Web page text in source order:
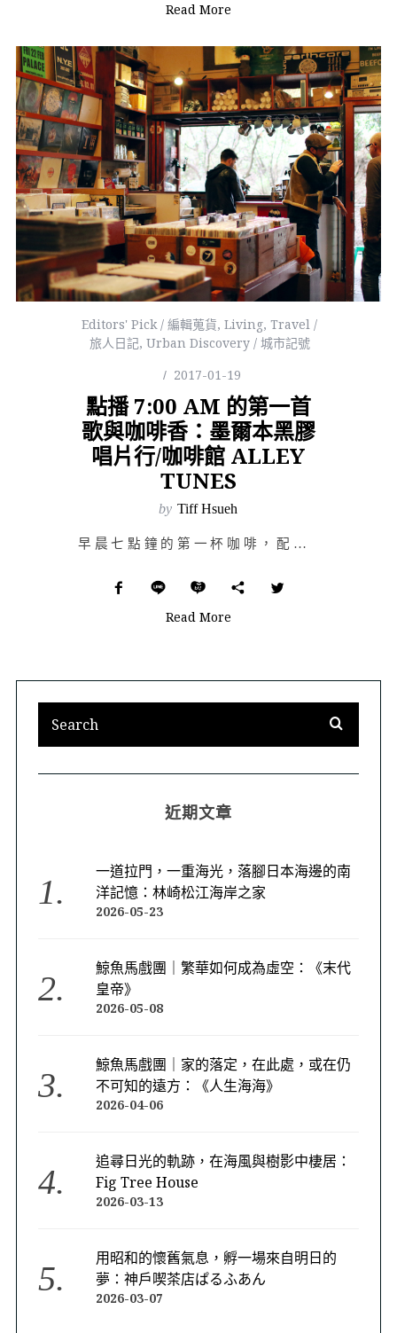
Read More
Editors' Pick / 編輯蒐貨,Living,Travel /
旅人日記, Urban Discovery / 城市記號
2017-01-19
點播 7:00 AM 的第一首
歌與咖啡香：墨爾本黑膠
唱片行/咖啡館 ALLEY
TUNES
by Tiff Hsueh
早晨七點鐘的第一杯咖啡，配上從黑膠唱盤中流動出的音樂。人生苦短，怎可不把握這樣幸福滿足的時刻。 &n…
Read More
近期文章
一道拉門，一重海光，落腳日本海邊的南
洋記憶：林崎松江海岸之家
2026-05-23
鯨魚馬戲團｜繁華如何成為虛空：《末代
皇帝》
2026-05-08
鯨魚馬戲團｜家的落定，在此處，或在仍
不可知的遠方：《人生海海》
2026-04-06
追尋日光的軌跡，在海風與樹影中棲居：
Fig Tree House
2026-03-13
用昭和的懷舊氣息，孵一場來自明日的
夢：神戶喫茶店ぱるふあん
2026-03-07